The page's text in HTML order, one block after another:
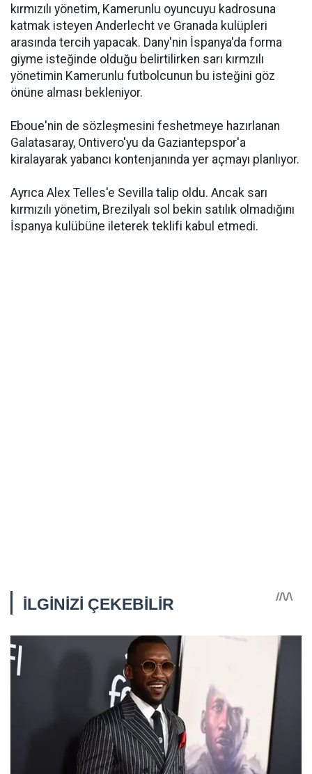
kırmızılı yönetim, Kamerunlu oyuncuyu kadrosuna
katmak isteyen Anderlecht ve Granada kulüpleri
arasında tercih yapacak. Dany'nin İspanya'da forma
giyme isteğinde olduğu belirtilirken sarı kırmzılı
yönetimin Kamerunlu futbolcunun bu isteğini göz
önüne alması bekleniyor.
Eboue'nin de sözleşmesini feshetmeye hazırlanan
Galatasaray, Ontivero'yu da Gaziantepspor'a
kiralayarak yabancı kontenjanında yer açmayı planlıyor.
Ayrıca Alex Telles'e Sevilla talip oldu. Ancak sarı
kırmızılı yönetim, Brezilyalı sol bekin satılık olmadığını
İspanya kulübüne ileterek teklifi kabul etmedi.